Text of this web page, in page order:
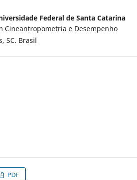
Federal de Santa Catarina
Cineantropometria e Desempenho
SC. Brasil
PDF